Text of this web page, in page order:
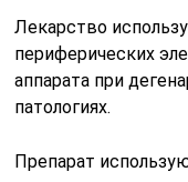
Лекарство
периферических
аппарата при
патологиях.
Препарат